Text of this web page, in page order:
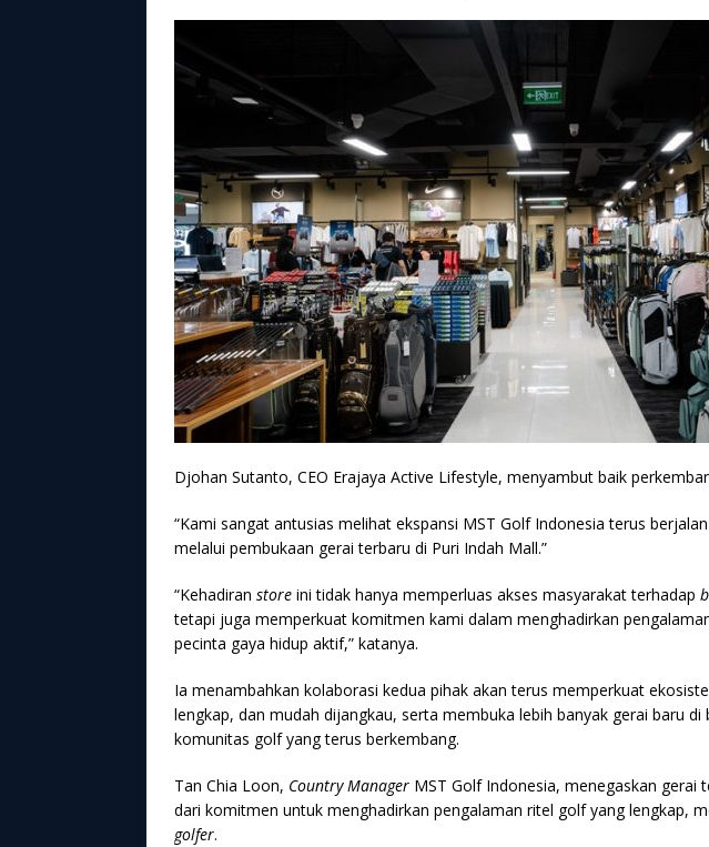
Djohan Sutanto, CEO Erajaya Active Lifestyle, menyambut baik
“Kami sangat antusias melihat ekspansi MST Golf Indonesia terus
melalui pembukaan gerai terbaru di Puri Indah Mall.”
“Kehadiran store ini tidak hanya memperluas akses masyarakat terhadap
tetapi juga memperkuat komitmen kami dalam menghadirkan
pecinta gaya hidup aktif,” katanya.
Ia menambahkan kolaborasi kedua pihak akan terus memperkuat
lengkap, dan mudah dijangkau, serta membuka lebih banyak gerai baru
komunitas golf yang terus berkembang.
Tan Chia Loon, Country Manager MST Golf Indonesia, menegaskan gerai
dari komitmen untuk menghadirkan pengalaman ritel golf yang lengkap,
golfer.